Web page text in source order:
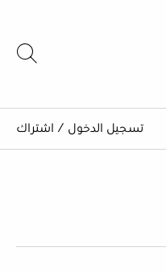
تسجيل الدخول / اشتراك